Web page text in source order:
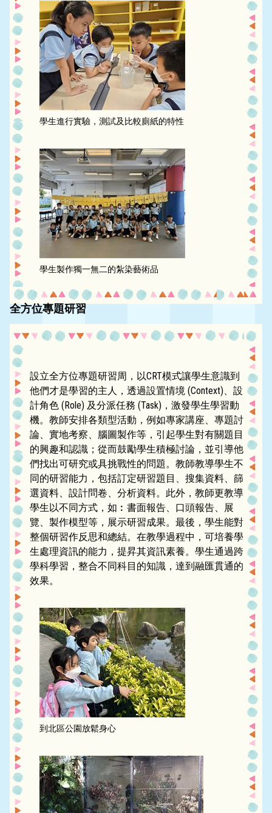
學生進行實驗，測試及比較廁紙的特性
學生製作獨一無二的紮染藝術品
全方位專題研習
設立全方位專題研習周，以CRT模式讓學生意識到
他們才是學習的主人，透過設置情境 (Context)、設
計角色 (Role) 及分派任務 (Task)，激發學生學習動
機。教師安排各類型活動，例如專家講座、專題討
論、實地考察、腦圖製作等，引起學生對有關題目
的興趣和認識；從而鼓勵學生積極討論，並引導他
們找出可研究或具挑戰性的問題。教師教導學生不
同的研習能力，包括訂定研習題目、搜集資料、篩
選資料、設計問卷、分析資料。此外，教師更教導
學生以不同方式，如︰書面報告、口頭報告、展
覽、製作模型等，展示研習成果。最後，學生能對
整個研習作反思和總結。在教學過程中，可培養學
生處理資訊的能力，提昇其資訊素養。學生通過跨
學科學習，整合不同科目的知識，達到融匯貫通的
效果。
到北區公園放鬆身心